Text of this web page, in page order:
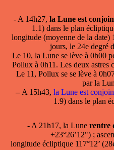
- A 14h27, la Lune est
1.1) dans le plan
longitude (moyenne de la date)
jours, le 24e degré
Le 10, la Lune se lève à 0h00
Pollux à 0h11. Les deux astres
Le 11, Pollux se se lève à
par la
–A 15h43, la Lune est
1.9) dans le plan
- A 21h17, la Lune rentre
+23°26’12") ;
longitude écliptique 117°12’